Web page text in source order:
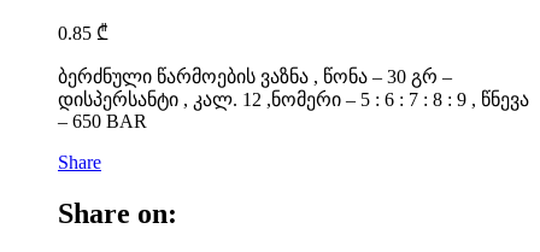
0.85 ₾
ბერძნული წარმოების ვაზნა , წონა – 30 გრ –
დისპერსანტი , კალ. 12 ,ნომერი – 5 : 6 : 7 : 8 : 9 , წნევა
– 650 BAR
Share
Share on: